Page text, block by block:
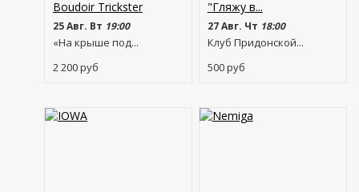
Boudoir Trickster
25 Авг. Вт 19:00
«На крыше под...
2 200руб
"Гляжу в...
27 Авг. Чт 18:00
Клуб Придонской...
500руб